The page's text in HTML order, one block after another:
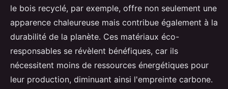
le bois recyclé, par exemple, offre non seulement une
apparence chaleureuse mais contribue également à la
durabilité de la planète. Ces matériaux éco-
responsables se révèlent bénéfiques, car ils
nécessitent moins de ressources énergétiques pour
leur production, diminuant ainsi l'empreinte carbone.